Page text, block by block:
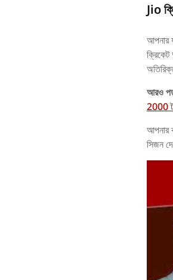
Jio
আপনার
আরও
2000
আপনার
সিজন